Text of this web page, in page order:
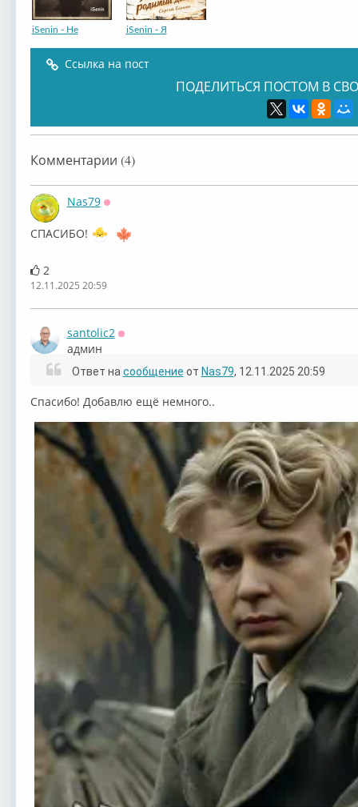
iSenin - Не iSenin - Я
Ссылка на пост
ПОДЕЛИТЬСЯ ПОСТОМ В
Комментарии (4)
Nas79
СПАСИБО!
2
12.11.2025 20:59
santolic2
админ
Ответ на сообщение от Nas79, 12.11.2025 20:59
Спасибо! Добавлю ещё немного..